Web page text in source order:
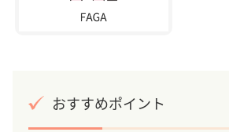
おすすめポイント